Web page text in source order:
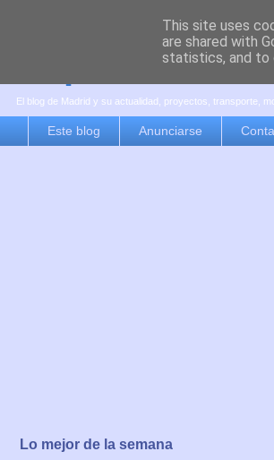
es por madrid
El blog de Madrid y su actualidad, proyectos, transporte,
Este blog Anunciarse
Lo mejor de la semana
This site uses
are shared with
statistics, and to